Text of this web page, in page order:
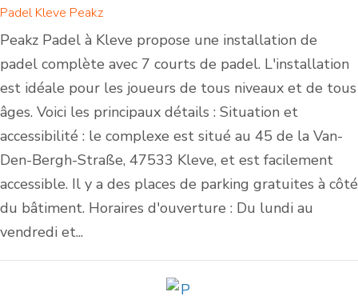
Padel Kleve Peakz
Peakz Padel à Kleve propose une installation de
padel complète avec 7 courts de padel. L'installation
est idéale pour les joueurs de tous niveaux et de tous
âges. Voici les principaux détails : Situation et
accessibilité : le complexe est situé au 45 de la Van-
Den-Bergh-Straße, 47533 Kleve, et est facilement
accessible. Il y a des places de parking gratuites à côté
du bâtiment. Horaires d'ouverture : Du lundi au
vendredi et...